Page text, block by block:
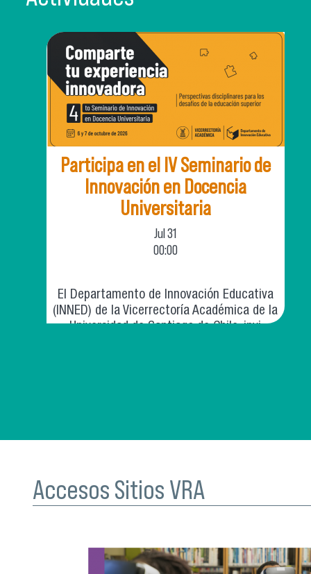
Participa en el IV Seminario de
Innovación en Docencia
Universitaria
Jul 31
00:00
El Departamento de Innovación Educativa
(INNED) de la Vicerrectoría Académica de la
Universidad de Santiago de Chile, invi
Accesos Sitios VRA